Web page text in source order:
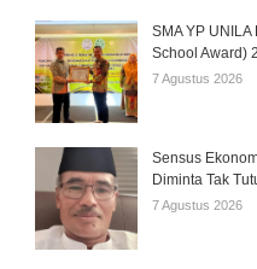
SMA YP
School Award)
7 Agustus 2026
Sensus
Diminta Tak
7 Agustus 2026